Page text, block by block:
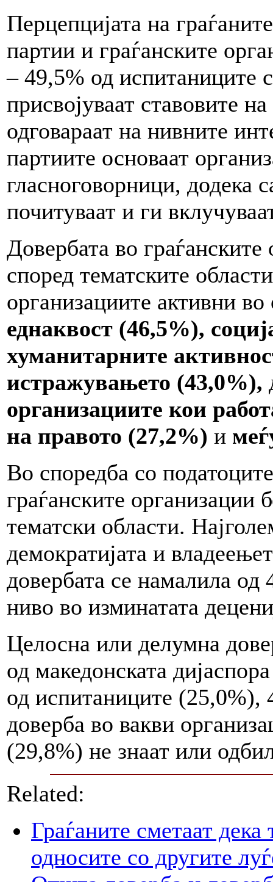
Перцепцијата на
партии и граѓанските
– 49,5% од испитаниците
присвојуваат ставовите
одговараат на нивните
партиите основаат
гласноговорници, додека
почитуваат и ги
Довербата во
според тематските
организациите активни
еднаквост (46,5%),
хуманитарните
истражувањето (43,0%),
организациите кои
на правото (27,2%) и
Во споредба со
граѓанските организации
тематски области.
демократијата и
довербата се намалила
ниво во изминатата
Целосна или делумна
од македонската
од испитаниците (25,0%),
доверба во вакви
(29,8%) не знаат или
Related:
Граѓаните сметаат
односите со другите